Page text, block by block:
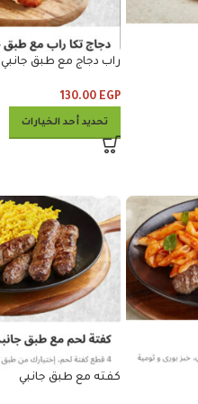
راب دجاج مع طبق جانبي
130.00 EGP
تحديد أحد الخيارات
كفته مع طبق جانبي